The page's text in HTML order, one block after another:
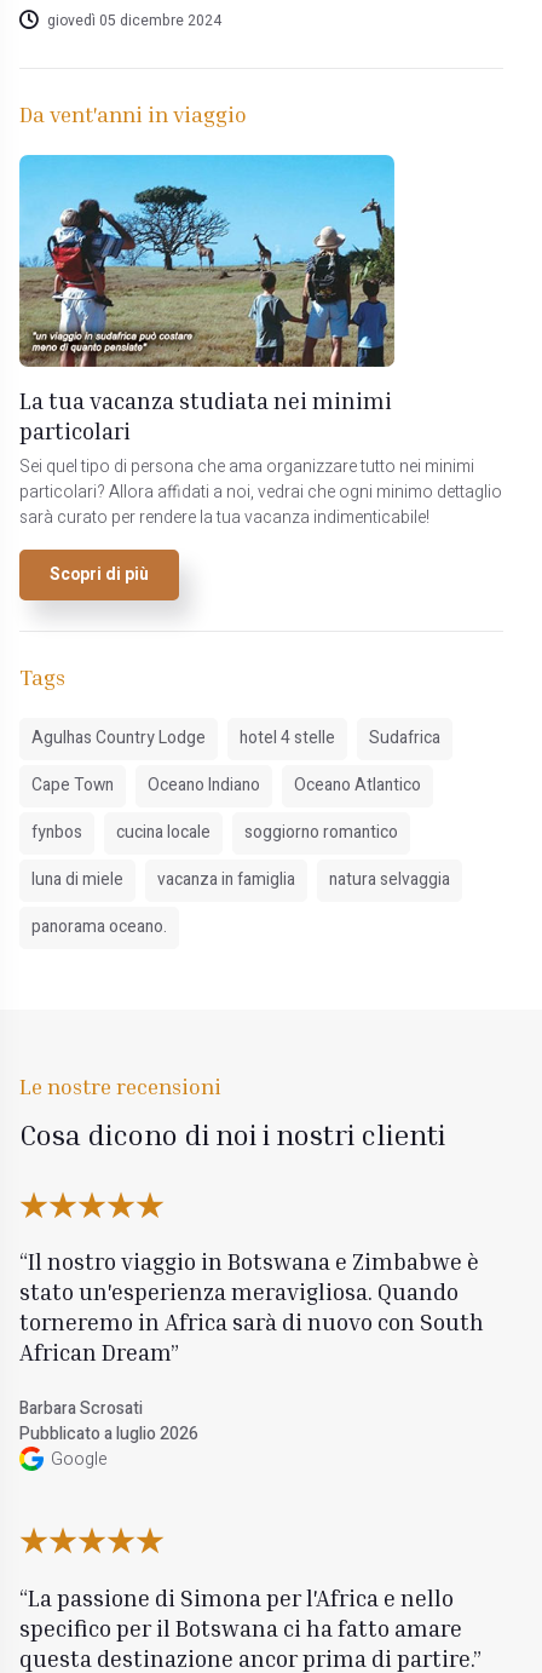
giovedì 05 dicembre 2024
Da vent'anni in viaggio
La tua vacanza studiata nei minimi
particolari
Sei quel tipo di persona che ama organizzare tutto nei minimi
particolari? Allora affidati a noi, vedrai che ogni minimo dettaglio
sarà curato per rendere la tua vacanza indimenticabile!
Scopri di più
Tags
Agulhas Country Lodge hotel 4 stelle
Sudafrica
Cape Town
Oceano Indiano
Oceano Atlantico
fynbos
cucina locale
soggiorno romantico
luna di miele
vacanza in famiglia
natura selvaggia
panorama oceano.
Le nostre recensioni
Cosa dicono di noi i nostri clienti
Il nostro viaggio in Botswana e Zimbabwe è
stato un'esperienza meravigliosa. Quando
torneremo in Africa sarà di nuovo con South
African Dream
Barbara Scrosati
Pubblicato a luglio 2026
Google
La passione di Simona per l'Africa e nello
specifico per il Botswana ci ha fatto amare
questa destinazione ancor prima di partire.